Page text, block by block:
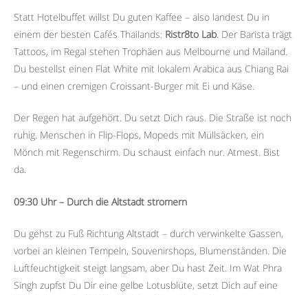
Statt Hotelbuffet willst Du guten Kaffee – also landest Du in
einem der besten Cafés Thailands: Ristr8to Lab . Der Barista trägt
Tattoos, im Regal stehen Trophäen aus Melbourne und Mailand.
Du bestellst einen Flat White mit lokalem Arabica aus Chiang Rai
– und einen cremigen Croissant-Burger mit Ei und Käse.
Der Regen hat aufgehört. Du setzt Dich raus. Die Straße ist noch
ruhig. Menschen in Flip-Flops, Mopeds mit Müllsäcken, ein
Mönch mit Regenschirm. Du schaust einfach nur. Atmest. Bist
da.
09:30 Uhr – Durch die Altstadt stromern
Du gehst zu Fuß Richtung Altstadt – durch verwinkelte Gassen,
vorbei an kleinen Tempeln, Souvenirshops, Blumenständen. Die
Luftfeuchtigkeit steigt langsam, aber Du hast Zeit. Im Wat Phra
Singh zupfst Du Dir eine gelbe Lotusblüte, setzt Dich auf eine